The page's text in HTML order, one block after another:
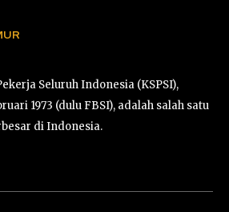
Seluruh Indonesia (KSPSI),
1973 (dulu FBSI), adalah salah satu
di Indonesia.